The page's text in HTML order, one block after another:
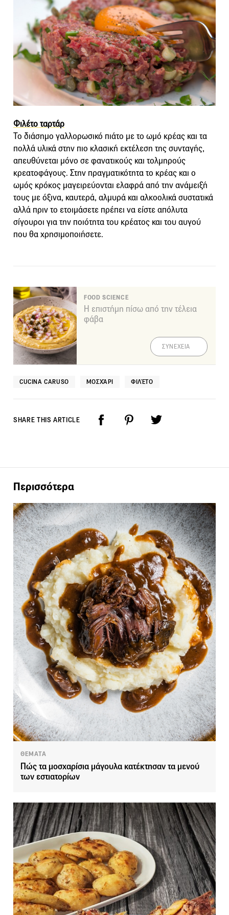
Φιλέτο ταρτάρ
Το διάσημο γαλλορωσικό πιάτο με το ωμό κρέας και τα
πολλά υλικά στην πιο κλασική εκτέλεση της συνταγής,
απευθύνεται μόνο σε φανατικούς και τολμηρούς
κρεατοφάγους. Στην πραγματικότητα το κρέας και ο
ωμός κρόκος μαγειρεύονται ελαφρά από την ανάμειξή
τους με όξινα, καυτερά, αλμυρά και αλκοολικά συστατικά
αλλά πριν το ετοιμάσετε πρέπει να είστε απόλυτα
σίγουροι για την ποιότητα του κρέατος και του αυγού
που θα χρησιμοποιήσετε.
FOOD SCIENCE
Η επιστήμη πίσω από την τέλεια
φάβα
ΣΥΝΕΧΕΙΑ
CUCINA CARUSO ΜΟΣΧΆΡΙ ΦΙΛΈΤΟ
SHARE THIS ARTICLE
Περισσότερα
ΘΕΜΑΤΑ
Πώς τα μοσχαρίσια μάγουλα κατέκτησαν τα μενού
των εστιατορίων